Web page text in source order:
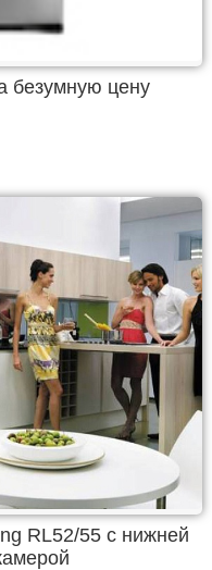
безумную цену
RL52/55 с нижней